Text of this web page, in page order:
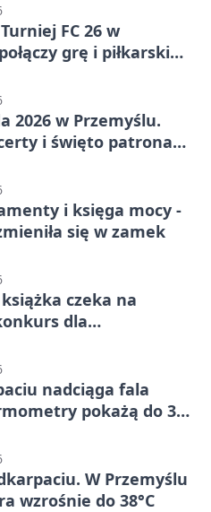
FC 26 w
grę i piłkarski
2026 w Przemyślu.
i święto patrona
i księga mocy -
się w zamek
czeka na
dla
nadciąga fala
pokażą do 36
W Przemyślu
wzrośnie do 38°C